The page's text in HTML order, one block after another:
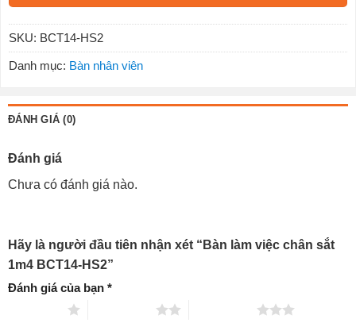
SKU: BCT14-HS2
Danh mục: Bàn nhân viên
ĐÁNH GIÁ (0)
Đánh giá
Chưa có đánh giá nào.
Hãy là người đầu tiên nhận xét “Bàn làm việc chân sắt
1m4 BCT14-HS2”
Đánh giá của bạn *